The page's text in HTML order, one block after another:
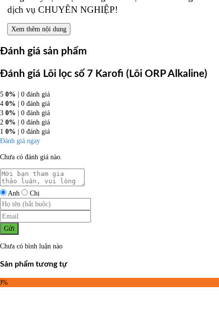
dịch vụ CHUYÊN NGHIỆP!
Xem thêm nội dung
Đánh giá sản phẩm
Đánh giá Lõi lọc số 7 Karofi (Lõi ORP Alkaline)
5 0% | 0 đánh giá
4 0% | 0 đánh giá
3 0% | 0 đánh giá
2 0% | 0 đánh giá
1 0% | 0 đánh giá
Đánh giá ngay
Chưa có đánh giá nào.
Anh Chị
Gửi
Chưa có bình luận nào
Sản phẩm tương tự